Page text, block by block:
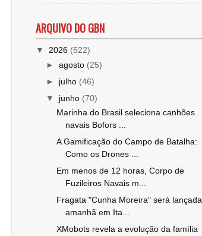
ARQUIVO DO GBN
▼ 2026 (522)
► agosto (25)
► julho (46)
▼ junho (70)
Marinha do Brasil seleciona canhões
navais Bofors ...
A Gamificação do Campo de Batalha:
Como os Drones ...
Em menos de 12 horas, Corpo de
Fuzileiros Navais m...
Fragata "Cunha Moreira" será lançada
amanhã em Ita...
XMobots revela a evolução da família